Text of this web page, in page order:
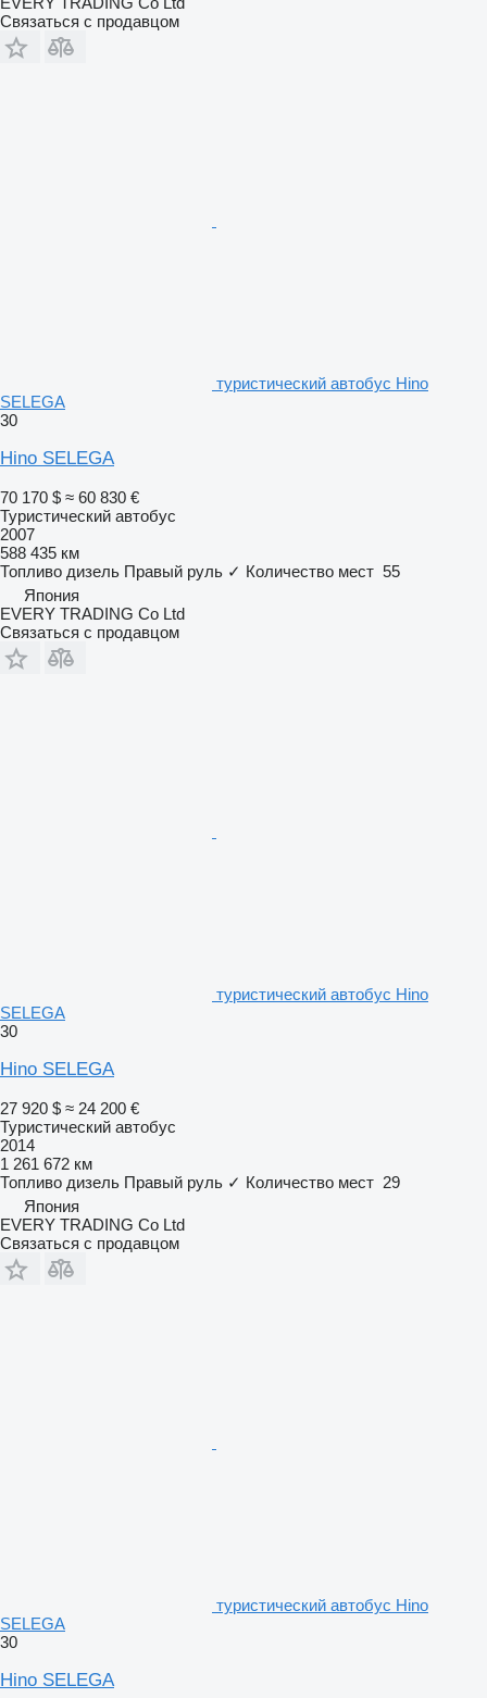
Связаться с продавцом
туристический автобус Hino
SELEGA
30
Hino SELEGA
70 170 $ ≈ 60 830 €
Туристический автобус
2007
588 435 км
Топливо дизель Правый руль ✓ Количество мест 55
Япония
EVERY TRADING Co Ltd
Связаться с продавцом
туристический автобус Hino
SELEGA
30
Hino SELEGA
27 920 $ ≈ 24 200 €
Туристический автобус
2014
1 261 672 км
Топливо дизель Правый руль ✓ Количество мест 29
Япония
EVERY TRADING Co Ltd
Связаться с продавцом
туристический автобус Hino
SELEGA
30
Hino SELEGA